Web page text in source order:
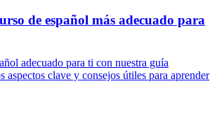
de español más adecuado para
adecuado para ti con nuestra guía
aspectos clave y consejos útiles para aprender